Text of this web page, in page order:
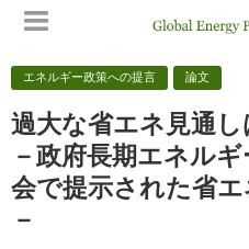
エネルギー政策への提言 論文
過大な省エネ見通
－政府長期エネル
会で提示された省
－